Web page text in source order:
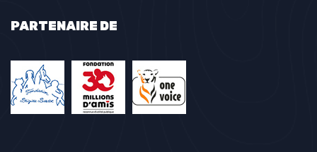
PARTENAIRE DE